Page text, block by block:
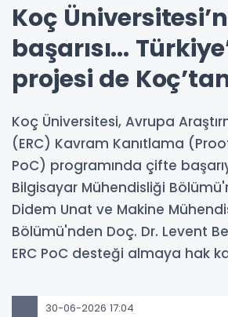
Koç
başarısı...
projesi de
Koç Üniversitesi, Avrupa
(ERC) Kavram Kanıtlama
PoC) programında çifte
Bilgisayar Mühendisliği
Didem Unat ve Makine
Bölümü'nden Doç. Dr. Levent
ERC PoC desteği almaya hak
30-06-2026 17:04